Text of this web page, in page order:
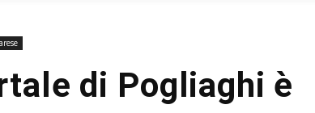
di Pogliaghi è